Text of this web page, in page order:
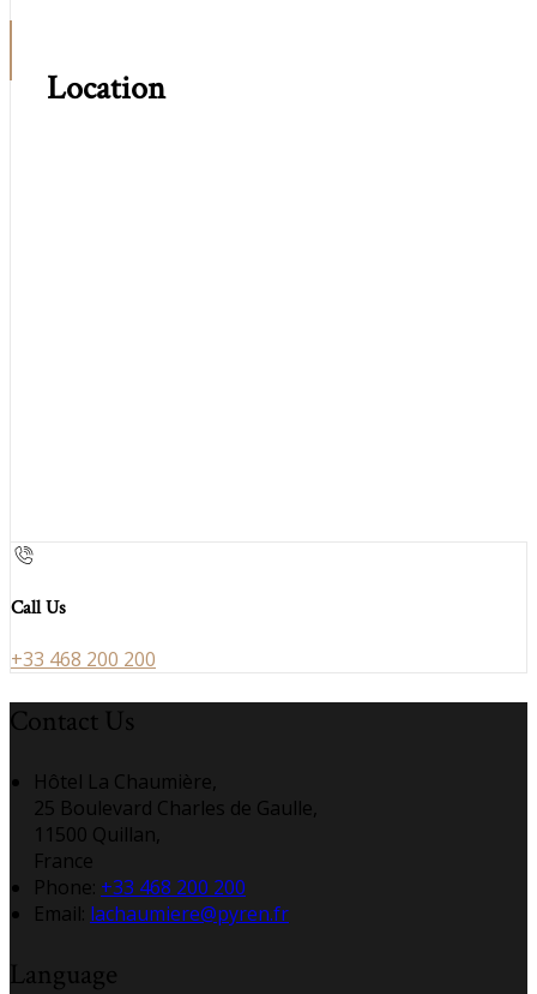
Location
Call Us
+33 468 200 200
Contact Us
Hôtel La Chaumière,
25 Boulevard Charles de Gaulle,
11500 Quillan,
France
Phone: +33 468 200 200
Email: lachaumiere@pyren.fr
Language